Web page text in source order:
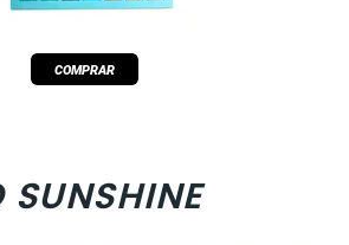
SUNSHINE